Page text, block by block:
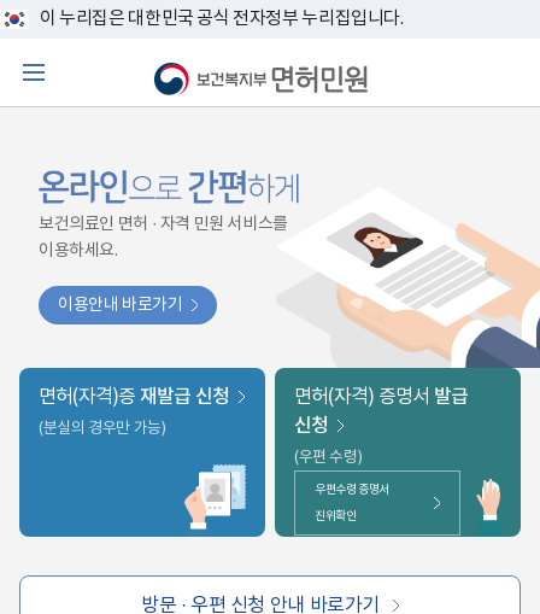
이누리집은대한민국공식전자정부누리집입니다.
너
비
기
보건의료인면허·자격민원서비스를
이용하세요.
이용안내바로가기
면허(자격)증 재발급신청
(분실의경우만가능)
면허(자격)증명서 발급
신청
(우편수령)
우편수령증명서
진위확인
방문·우편신청안내바로가기
새
새
새
새
새